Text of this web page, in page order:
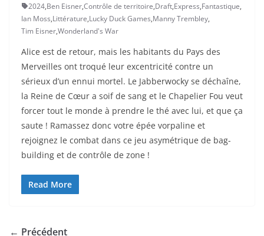
2024,Ben Eisner,Contrôle de territoire,Draft,Express,Fantastique,
Ian Moss,Littérature,Lucky Duck Games,Manny Trembley,
Tim Eisner,Wonderland's War
Alice est de retour, mais les habitants du Pays des
Merveilles ont troqué leur excentricité contre un
sérieux d’un ennui mortel. Le Jabberwocky se déchaîne,
la Reine de Cœur a soif de sang et le Chapelier Fou veut
forcer tout le monde à prendre le thé avec lui, et que ça
saute ! Ramassez donc votre épée vorpaline et
rejoignez le combat dans ce jeu asymétrique de bag-
building et de contrôle de zone !
Read More
← Précédent